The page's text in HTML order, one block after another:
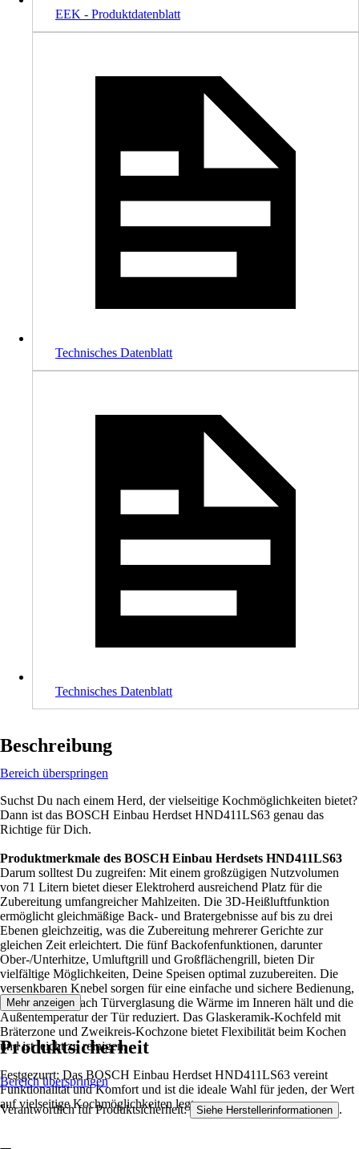
EEK - Produktdatenblatt
Technisches Datenblatt
Technisches Datenblatt
Beschreibung
Bereich überspringen
Suchst Du nach einem Herd, der vielseitige Kochmöglichkeiten bietet?
Dann ist das BOSCH Einbau Herdset HND411LS63 genau das
Richtige für Dich.
Produktmerkmale des BOSCH Einbau Herdsets HND411LS63
Darum solltest Du zugreifen: Mit einem großzügigen Nutzvolumen
von 71 Litern bietet dieser Elektroherd ausreichend Platz für die
Zubereitung umfangreicher Mahlzeiten. Die 3D-Heißluftfunktion
ermöglicht gleichmäßige Back- und Bratergebnisse auf bis zu drei
Ebenen gleichzeitig, was die Zubereitung mehrerer Gerichte zur
gleichen Zeit erleichtert. Die fünf Backofenfunktionen, darunter
Ober-/Unterhitze, Umluftgrill und Großflächengrill, bieten Dir
vielfältige Möglichkeiten, Deine Speisen optimal zuzubereiten. Die
versenkbaren Knebel sorgen für eine einfache und sichere Bedienung,
während die 3-fach Türverglasung die Wärme im Inneren hält und die
Außentemperatur der Tür reduziert. Das Glaskeramik-Kochfeld mit
Bräterzone und Zweikreis-Kochzone bietet Flexibilität beim Kochen
und ist leicht zu reinigen.
Festgezurrt: Das BOSCH Einbau Herdset HND411LS63 vereint
Funktionalität und Komfort und ist die ideale Wahl für jeden, der Wert
auf vielseitige Kochmöglichkeiten legt.
Mehr anzeigen
Produktsicherheit
Bereich überspringen
Verantwortlich für Produktsicherheit: Siehe Herstellerinformationen .